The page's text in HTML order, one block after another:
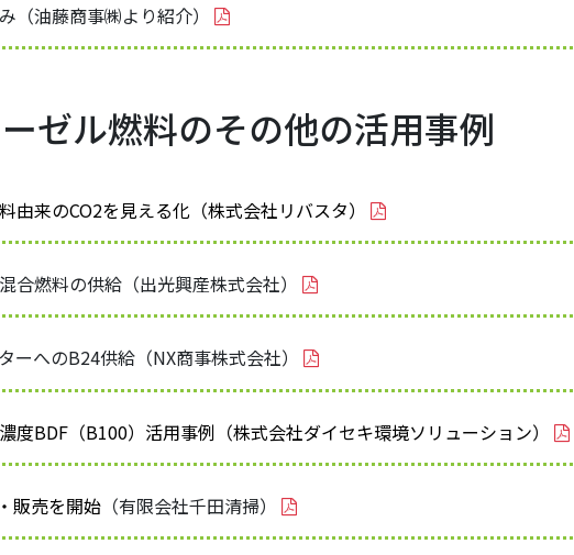
（油藤商事㈱より紹介）
ゼル燃料のその他の活用事例
由来のCO2を見える化（株式会社リバスタ）
合燃料の供給（出光興産株式会社）
ーへのB24供給（NX商事株式会社）
度BDF（B100）活用事例（株式会社ダイセキ環境ソリューション）
販売を開始 （有限会社千田清掃）